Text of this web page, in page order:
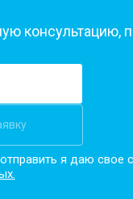
консультацию,
я даю свое